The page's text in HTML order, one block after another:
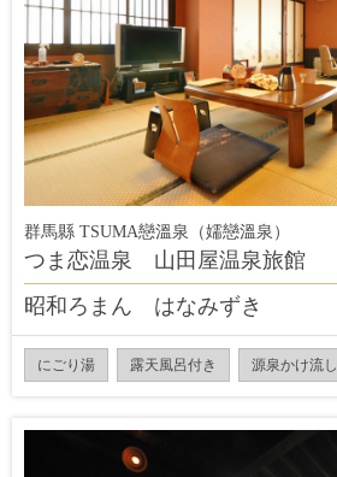
群馬縣 TSUMA戀溫泉（嬬戀溫泉）
つま恋温泉 山田屋温泉旅館
昭和ろまん はなみずき
にごり湯 露天風呂付き 源泉かけ流し